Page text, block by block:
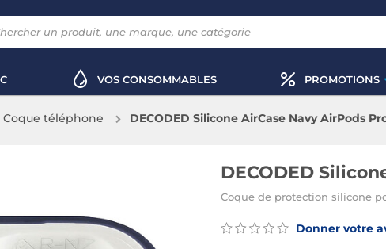
VOS CONSOMMABLES PROMOTIONS
Coque téléphone DECODED Silicone AirCase Navy AirPods
DECODED
Coque de protection silicone
Donner votre